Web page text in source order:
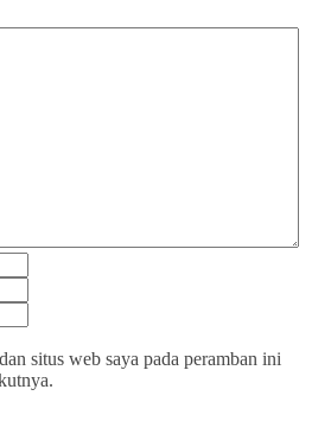
situs web saya pada peramban ini